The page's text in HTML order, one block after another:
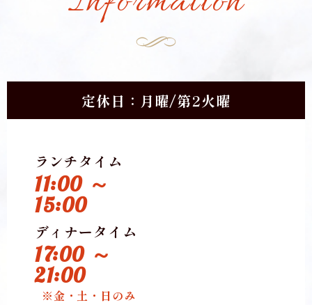
定休日：月曜/第2火曜
ランチタイム
11:00 ～
15:00
ディナータイム
17:00 ～
21:00
※金・土・日のみ